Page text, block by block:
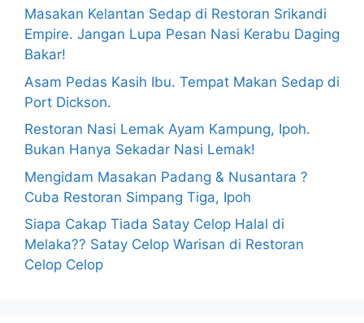
Masakan Kelantan Sedap di Restoran Srikandi
Empire. Jangan Lupa Pesan Nasi Kerabu Daging
Bakar!
Asam Pedas Kasih Ibu. Tempat Makan Sedap di
Port Dickson.
Restoran Nasi Lemak Ayam Kampung, Ipoh.
Bukan Hanya Sekadar Nasi Lemak!
Mengidam Masakan Padang & Nusantara ?
Cuba Restoran Simpang Tiga, Ipoh
Siapa Cakap Tiada Satay Celop Halal di
Melaka?? Satay Celop Warisan di Restoran
Celop Celop